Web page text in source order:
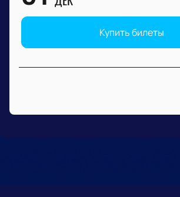
Купить билеты